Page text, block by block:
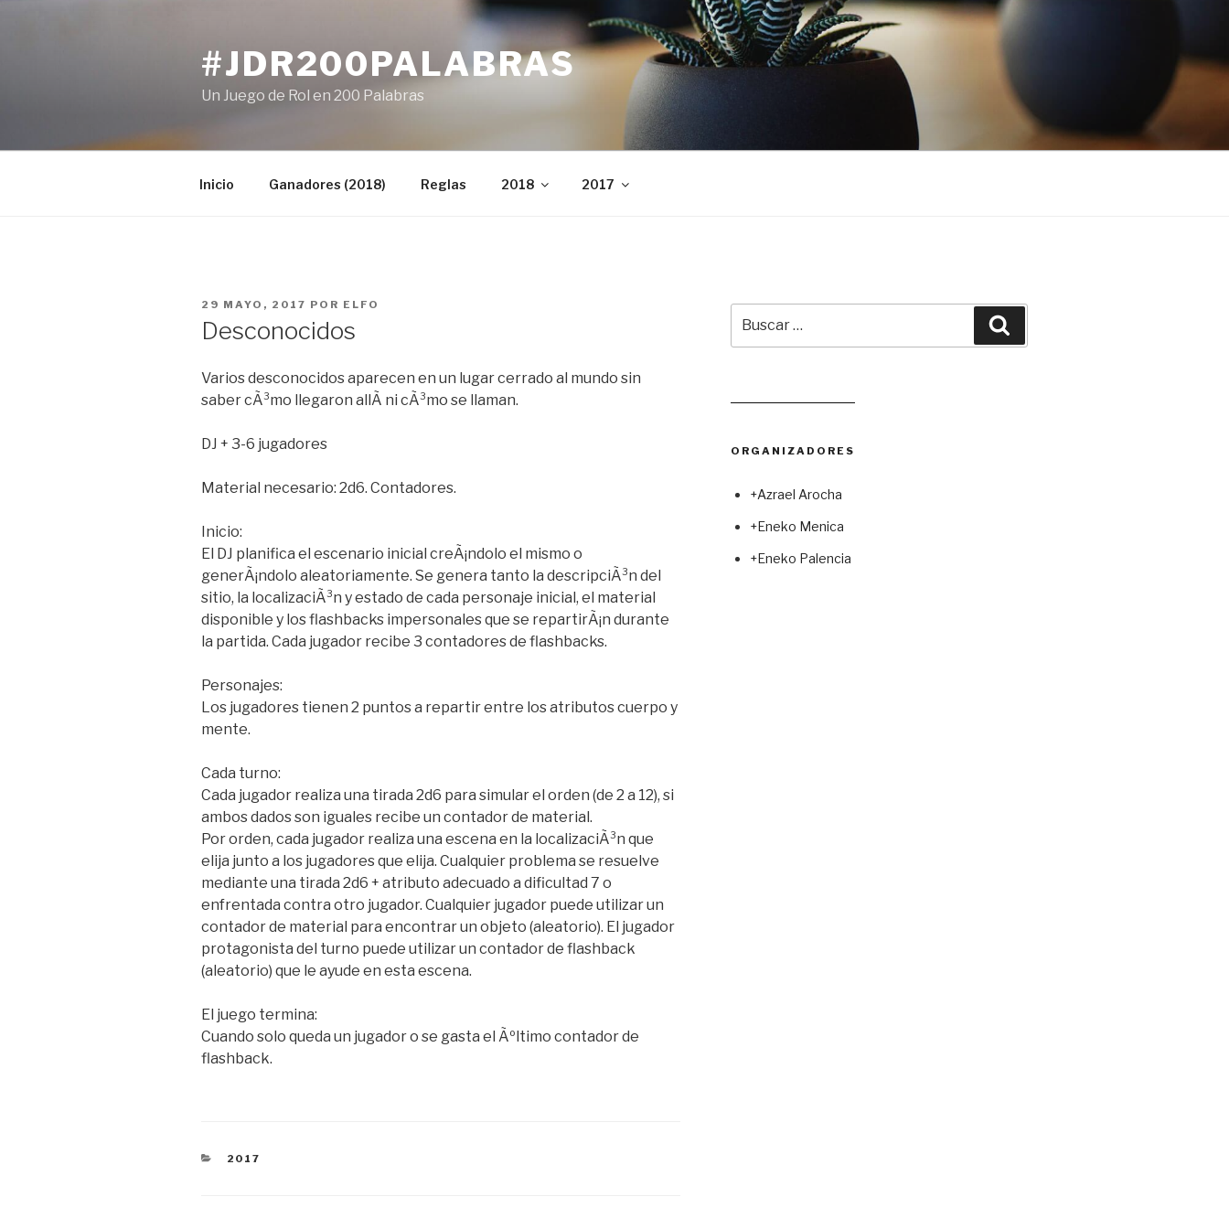
#JDR200PALABRAS
Un Juego de Rol en 200 Palabras
Inicio Ganadores (2018) Reglas 2018 2017
PUBLICADO
29 MAYO, 2017 POR ELFO
Desconocidos
Varios desconocidos aparecen en un lugar cerrado al mundo sin
saber cÃ³mo llegaron allÃ­ ni cÃ³mo se llaman.
DJ + 3-6 jugadores
Material necesario: 2d6. Contadores.
Inicio:
El DJ planifica el escenario inicial creÃ¡ndolo el mismo o
generÃ¡ndolo aleatoriamente. Se genera tanto la descripciÃ³n del
sitio, la localizaciÃ³n y estado de cada personaje inicial, el material
disponible y los flashbacks impersonales que se repartirÃ¡n durante
la partida. Cada jugador recibe 3 contadores de flashbacks.
Personajes:
Los jugadores tienen 2 puntos a repartir entre los atributos cuerpo y
mente.
Cada turno:
Cada jugador realiza una tirada 2d6 para simular el orden (de 2 a 12), si
ambos dados son iguales recibe un contador de material.
Por orden, cada jugador realiza una escena en la localizaciÃ³n que
elija junto a los jugadores que elija. Cualquier problema se resuelve
mediante una tirada 2d6 + atributo adecuado a dificultad 7 o
enfrentada contra otro jugador. Cualquier jugador puede utilizar un
contador de material para encontrar un objeto (aleatorio). El jugador
protagonista del turno puede utilizar un contador de flashback
(aleatorio) que le ayude en esta escena.
El juego termina:
Cuando solo queda un jugador o se gasta el Ãºltimo contador de
flashback.
CATEGORÍAS
2017
por:
ORGANIZADORES
+Azrael Arocha
+Eneko Menica
+Eneko Palencia